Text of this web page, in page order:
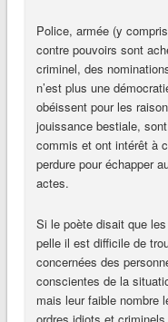
Police, armée (y
contre pouvoirs sont
criminel, des
n’est plus une
obéissent pour les
jouissance bestiale,
commis et ont intérêt à
perdure pour échapper
actes.
Si le poète disait que
pelle il est difficile de
concernées des
conscientes de la
mais leur faible nombre